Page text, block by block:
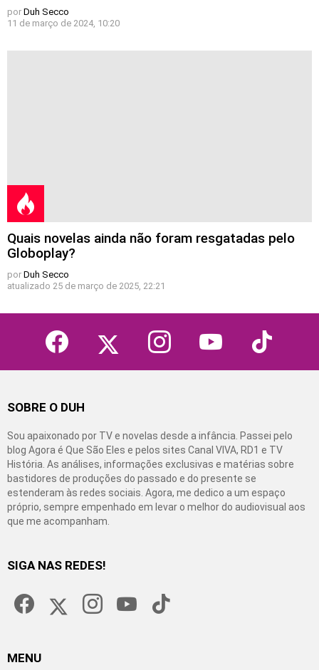
por Duh Secco
11 de março de 2024, 10:20
Quais novelas ainda não foram resgatadas pelo
Globoplay?
por Duh Secco
atualizado 25 de março de 2025, 22:21
facebook instagram youtube tiktok
SOBRE O DUH
Sou apaixonado por TV e novelas desde a infância. Passei pelo
blog Agora é Que São Eles e pelos sites Canal VIVA, RD1 e TV
História. As análises, informações exclusivas e matérias sobre
bastidores de produções do passado e do presente se
estenderam às redes sociais. Agora, me dedico a um espaço
próprio, sempre empenhado em levar o melhor do audiovisual aos
que me acompanham.
SIGA NAS REDES!
MENU